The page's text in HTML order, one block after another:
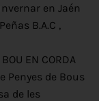
en Jaén
B.A.C ,
EN CORDA
Penyes de Bous
de les